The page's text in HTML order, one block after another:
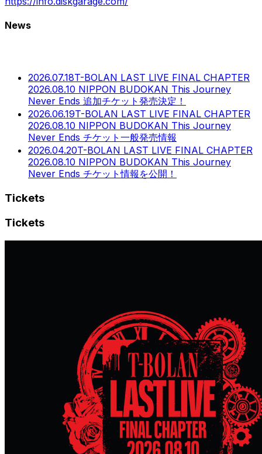
News
2026.07.18T-BOLAN LAST LIVE FINAL CHAPTER
2026.08.10 NIPPON BUDOKAN This Journey
Never Ends 追加チケット発売決定！
2026.06.19T-BOLAN LAST LIVE FINAL CHAPTER
2026.08.10 NIPPON BUDOKAN This Journey
Never Ends チケット一般発売情報
2026.04.20T-BOLAN LAST LIVE FINAL CHAPTER
2026.08.10 NIPPON BUDOKAN This Journey
Never Ends チケット情報を公開！
Tickets
Tickets